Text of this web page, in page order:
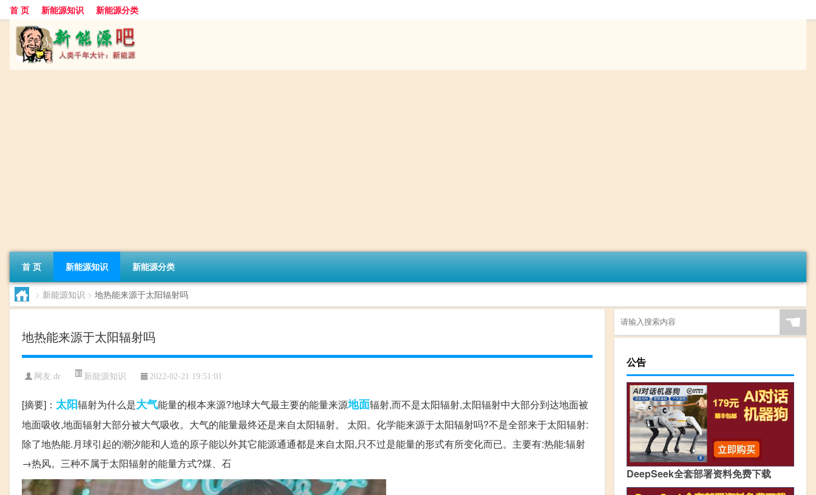
首 页 新能源知识 新能源分类
首 页 新能源知识 新能源分类
> 新能源知识 > 地热能来源于太阳辐射吗
地热能来源于太阳辐射吗
网友:dr 新能源知识 2022-02-21 19:51:01
[摘要]： 太阳辐射为什么是大气能量的根本来源?地球大气最主要的能量来源地面辐射,而不是太阳辐射,太阳辐射中大部分到达地面被
地面吸收,地面辐射大部分被大气吸收。大气的能量最终还是来自太阳辐射。 太阳。化学能来源于太阳辐射吗?不是全部来于太阳辐射:
除了地热能.月球引起的潮汐能和人造的原子能以外其它能源通通都是来自太阳,只不过是能量的形式有所变化而已。主要有:热能:辐射
→热风。三种不属于太阳辐射的能量方式?煤、石
☚
公告
DeepSeek全套部署资料免费下载